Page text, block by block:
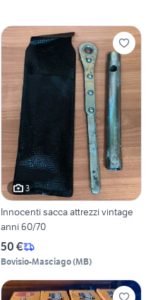
3
Innocenti sacca attrezzi vintage
anni 60/70
50 €
Bovisio-Masciago(MB)